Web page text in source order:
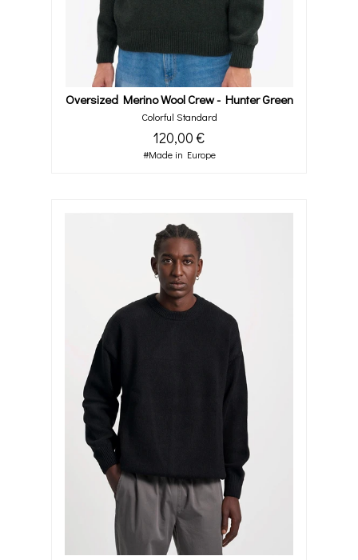
Oversized Merino Wool Crew - Hunter Green
Colorful Standard
120,00 €
#Made in Europe